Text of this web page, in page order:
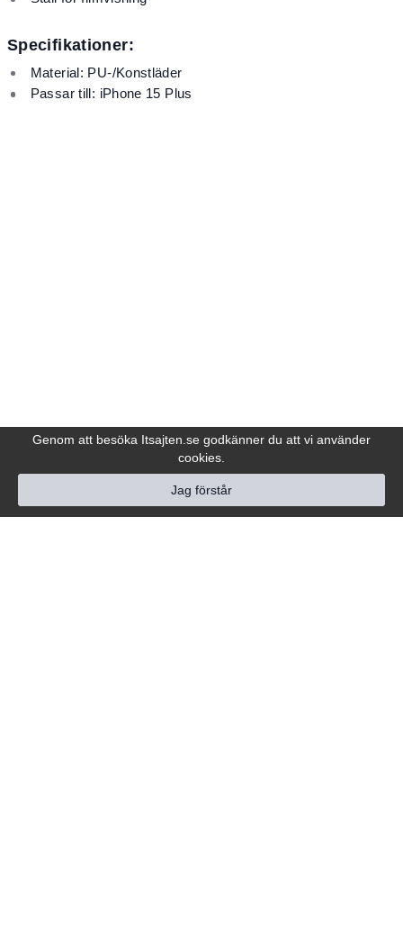
Genom att besöka Itsajten.se godkänner du att vi använder
cookies.
Jag förstår
Specifikationer:
Material: PU-/Konstläder
Passar till: iPhone 15 Plus